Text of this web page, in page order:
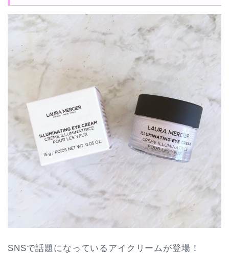
SNSで話題になっているアイクリームが登場！